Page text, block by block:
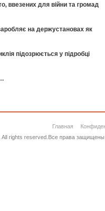
ввезених для війни та громад
на держустановах як
підозрюється у підробці
Главная
rights reserved.Все права защищены.